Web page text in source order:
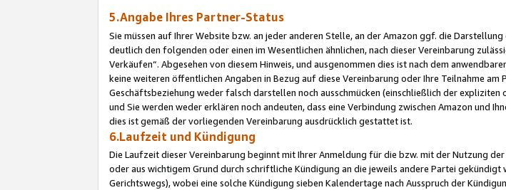
5.Angabe Ihres Partner-Status
Sie müssen auf Ihrer Website bzw. an jeder anderen Stelle, an der Amazon ggf. die
deutlich den folgenden oder einen im Wesentlichen ähnlichen, nach dieser Vereinbarung
Verkäufen“. Abgesehen von diesem Hinweis, und ausgenommen dies ist nach dem
keine weiteren öffentlichen Angaben in Bezug auf diese Vereinbarung oder Ihre Teilnahme
Geschäftsbeziehung weder falsch darstellen noch ausschmücken (einschließlich der
und Sie werden weder erklären noch andeuten, dass eine Verbindung zwischen Amazon und
dies ist gemäß der vorliegenden Vereinbarung ausdrücklich gestattet ist.
6.Laufzeit und Kündigung
Die Laufzeit dieser Vereinbarung beginnt mit Ihrer Anmeldung für die bzw. mit der Nutzung
oder aus wichtigem Grund durch schriftliche Kündigung an die jeweils andere Partei
Gerichtswegs), wobei eine solche Kündigung sieben Kalendertage nach Ausspruch der